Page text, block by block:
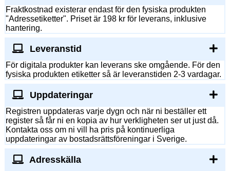
Fraktkostnad existerar endast för den fysiska produkten
"Adressetiketter". Priset är 198 kr för leverans, inklusive
hantering.
Leveranstid
För digitala produkter kan leverans ske omgående. För den
fysiska produkten etiketter så är leveranstiden 2-3 vardagar.
Uppdateringar
Registren uppdateras varje dygn och när ni beställer ett
register så får ni en kopia av hur verkligheten ser ut just då.
Kontakta oss om ni vill ha pris på kontinuerliga
uppdateringar av bostadsrättsföreningar i Sverige.
Adresskälla